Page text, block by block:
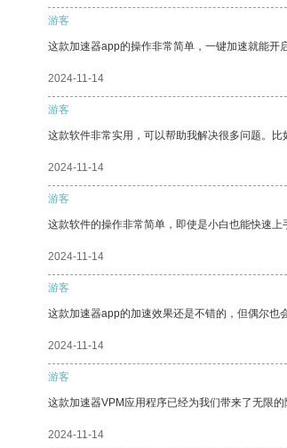
游客
这款加速器app的操作非常简单，一键加速就能开
2024-11-14
游客
这款软件非常实用，可以帮助我解决很多问题。
2024-11-14
游客
这款软件的操作非常简单，即使是小白也能快速上
2024-11-14
游客
这款加速器app的加速效果还是不错的，但偶尔也
2024-11-14
游客
这款加速器VPM应用程序已经为我们带来了无限的
2024-11-14